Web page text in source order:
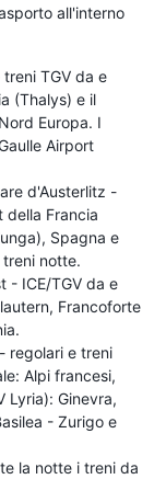
all'interno
TGV da e
(Thalys) e il
Europa. I
Airport
d'Austerlitz -
della Francia
Spagna e
notte.
- ICE/TGV da e
Francoforte
regolari e treni
Alpi francesi,
Lyria): Ginevra,
- Zurigo e
la notte i treni da